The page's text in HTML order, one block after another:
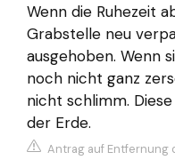
Wenn die Ruhezeit
Grabstelle neu
ausgehoben. Wenn
noch nicht ganz
nicht schlimm.
der Erde.
Antrag auf Entfernung